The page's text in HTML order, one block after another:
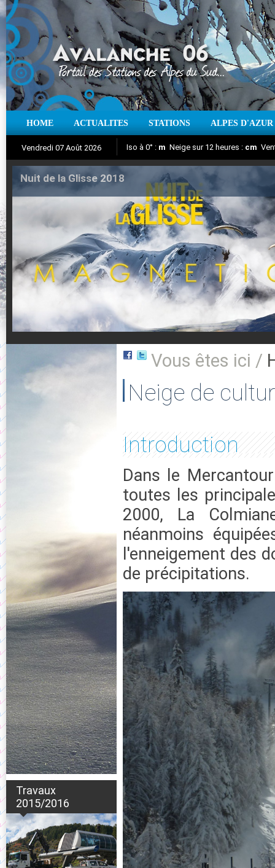
HOME ACTUALITES STATIONS ALPES D'AZUR
Vendredi 07 Août 2026
Aujourd'hui : T° Min : °C T° Max :°C
Iso à 0° : m Neige sur 12 heures : cm
Suivez en direct l'actualité des stations
Nuit de la Glisse 2018
Travaux
2015/2016
Vous êtes ici /
Neige de
Introduction
Dans le
toutes les
2000, La
néanmoins
l'enneigement des
de précipitations.